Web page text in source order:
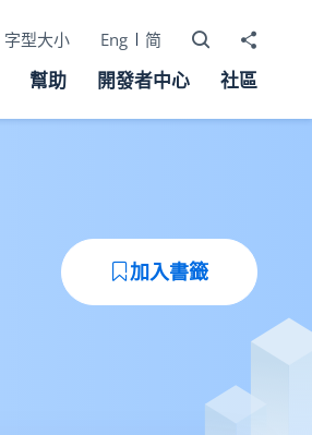
字型大小 Eng 简 打開搜尋器
分享至
幫助 開發者中心 社區
加入書籤